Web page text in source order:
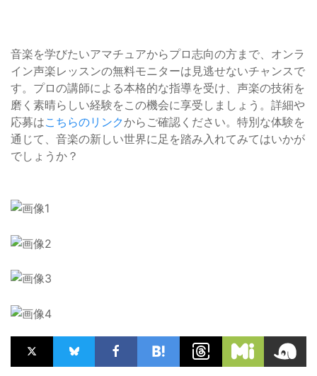
音楽を学びたいアマチュアからプロ志向の方まで、オンラ
イン声楽レッスンの無料モニターは見逃せないチャンスで
す。プロの講師による本格的な指導を受け、声楽の技術を
磨く素晴らしい経験をこの機会に享受しましょう。詳細や
応募はこちらのリンクからご確認ください。特別な体験を
通じて、音楽の新しい世界に足を踏み入れてみてはいかが
でしょうか？